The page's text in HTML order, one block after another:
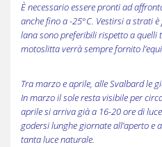
È necessario essere pronti ad
anche fino a -25°C. Vestirsi a strati
lana sono preferibili rispetto a quelli
motoslitta verrà sempre fornito
Tra marzo e aprile, alle Svalbard le
In marzo il sole resta visibile per
aprile si arriva già a 16-20 ore di
godersi lunghe giornate all’aperto
tanta luce naturale.